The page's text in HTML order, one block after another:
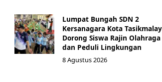
Lumpat Bungah SDN 2
Kersanagara Kota
Dorong Siswa Rajin Olahraga
dan Peduli Lingkungan
8 Agustus 2026